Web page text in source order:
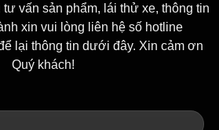
vấn sản phẩm, lái thử xe, thông tin
xin vui lòng liên hệ số hotline
lại thông tin dưới đây. Xin cảm ơn
Quý khách!